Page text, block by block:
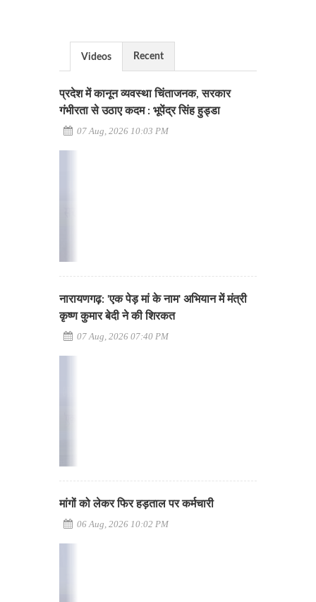
Videos Recent
प्रदेश में कानून व्यवस्था चिंताजनक, सरकार
गंभीरता से उठाए कदम : भूपेंद्र सिंह हुड्डा
07 Aug, 2026 10:03 PM
नारायणगढ़: 'एक पेड़ मां के नाम' अभियान में मंत्री
कृष्ण कुमार बेदी ने की शिरकत
07 Aug, 2026 07:40 PM
मांगों को लेकर फिर हड़ताल पर कर्मचारी
06 Aug, 2026 10:02 PM